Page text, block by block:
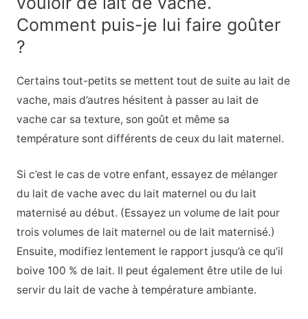
Comment puis-je lui faire goûter
?
Certains tout-petits se mettent tout de suite au lait de
vache, mais d’autres hésitent à passer au lait de
vache car sa texture, son goût et même sa
température sont différents de ceux du lait maternel.
Si c’est le cas de votre enfant, essayez de mélanger
du lait de vache avec du lait maternel ou du lait
maternisé au début. (Essayez un volume de lait pour
trois volumes de lait maternel ou de lait maternisé.)
Ensuite, modifiez lentement le rapport jusqu’à ce qu’il
boive 100 % de lait. Il peut également être utile de lui
servir du lait de vache à température ambiante.